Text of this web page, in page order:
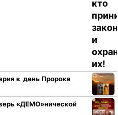
в день Пророка
«ДЕМО»нической